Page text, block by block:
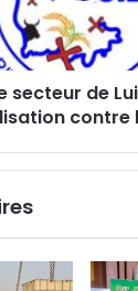
secteur de
contre